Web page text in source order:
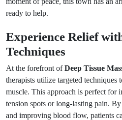
ready to help.
Experience Relief
Techniques
At the forefront ofDeep Tissue
therapists utilize targeted techniques
muscle. This approach is perfect for
tension spots or long-lasting pain.
and improving blood flow, patients